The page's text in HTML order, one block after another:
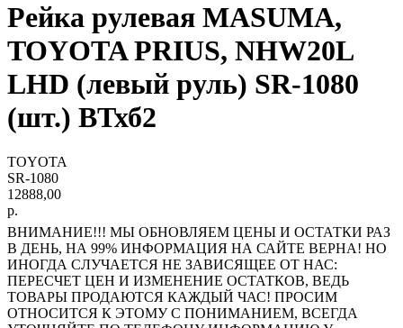
Рейка рулевая MASUMA,
TOYOTA PRIUS, NHW20L
LHD (левый руль) SR-1080
(шт.) ВТхб2
TOYOTA
SR-1080
12888,00
р.
ВНИМАНИЕ!!! МЫ ОБНОВЛЯЕМ ЦЕНЫ И ОСТАТКИ РАЗ
В ДЕНЬ, НА 99% ИНФОРМАЦИЯ НА САЙТЕ ВЕРНА! НО
ИНОГДА СЛУЧАЕТСЯ НЕ ЗАВИСЯЩЕЕ ОТ НАС:
ПЕРЕСЧЕТ ЦЕН И ИЗМЕНЕНИЕ ОСТАТКОВ, ВЕДЬ
ТОВАРЫ ПРОДАЮТСЯ КАЖДЫЙ ЧАС! ПРОСИМ
ОТНОСИТСЯ К ЭТОМУ С ПОНИМАНИЕМ, ВСЕГДА